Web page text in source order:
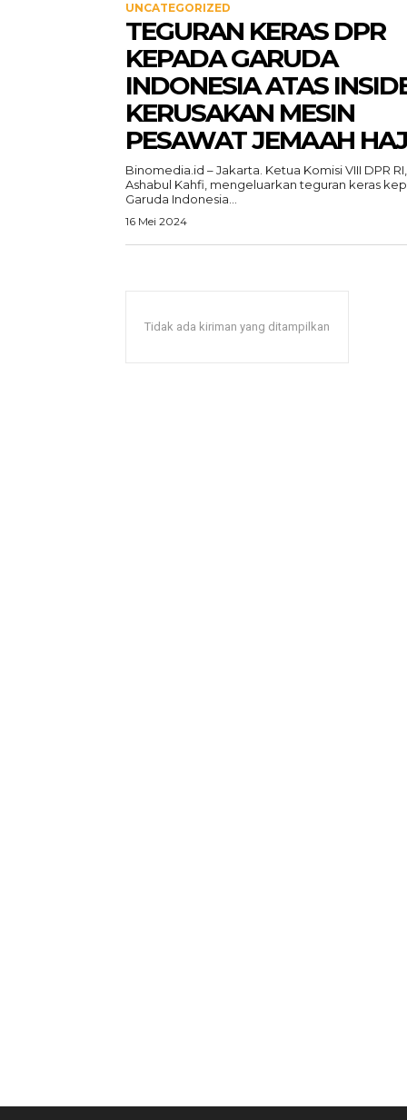
UNCATEGORIZED
TEGURAN KERAS DPR
KEPADA GARUDA
INDONESIA ATAS
KERUSAKAN MESIN
PESAWAT JEMAAH
Binomedia.id – Jakarta. Ketua Komisi VIII DPR RI,
Ashabul Kahfi, mengeluarkan teguran keras
Garuda Indonesia...
16 Mei 2024
Tidak ada kiriman yang ditampilkan